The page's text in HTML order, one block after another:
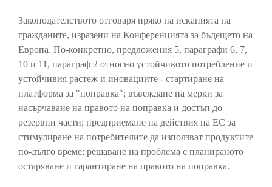
Законодателството отговаря пряко на исканията на
гражданите, изразени на Конференцията за бъдещето на
Европа. По-конкретно, предложения 5, параграфи 6, 7,
10 и 11, параграф 2 относно устойчивото потребление и
устойчивия растеж и иновациите - стартиране на
платформа за "поправка"; въвеждане на мерки за
насърчаване на правото на поправка и достъп до
резервни части; предприемане на действия на ЕС за
стимулиране на потребителите да използват продуктите
по-дълго време; решаване на проблема с планираното
остаряване и гарантиране на правото на поправка.